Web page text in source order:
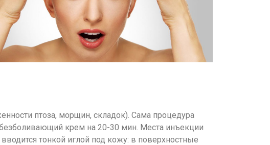
птоза, морщин, складок). Сама процедура
крем на 20-30 мин. Места инъекции
тонкой иглой под кожу: в поверхностные